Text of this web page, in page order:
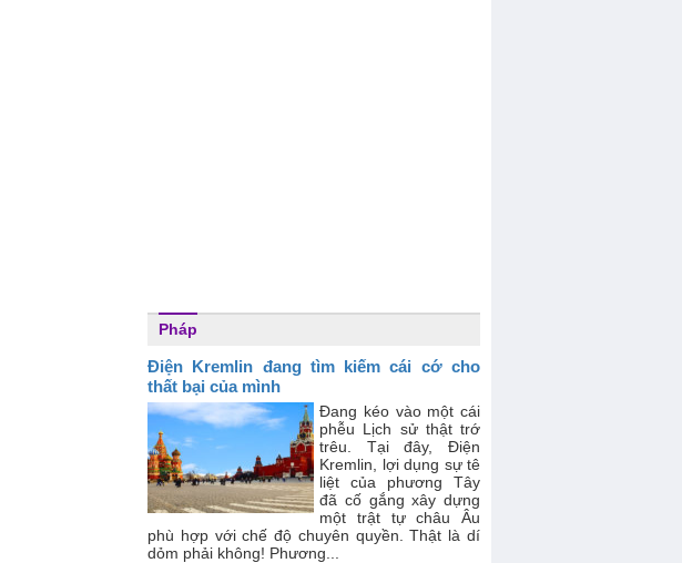
Pháp
Điện Kremlin đang tìm kiếm cái cớ cho
thất bại của mình
Đang kéo vào một cái
phễu Lịch sử thật trớ
trêu. Tại đây, Điện
Kremlin, lợi dụng sự tê
liệt của phương Tây
đã cố gắng xây dựng
một trật tự châu Âu
phù hợp với chế độ chuyên quyền. Thật là dí
dỏm phải không! Phương...